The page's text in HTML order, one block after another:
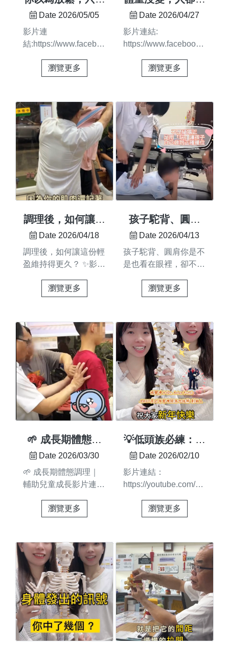
原因，每一次調理都有
方向我們相信——讓身
體回到對的位置，是值
您也長期被痠、痛、
南整復 #佳里整復 #體
態調整 #痠痛舒緩
步態改善 #溫和整復 #
台南整復
休息一下就夠了
Date 2026/05/05
影片連
結:https://www.facebook.com/share/v/1LFvLtNpFv/
一下就夠了嗎？ 很多
是身體還沒回到平衡
— 從 4/30 開始在景大
溫泉山莊除了原有的義
整體驗外我們也正式推
出—— 全身調理服務
讓放鬆，不只是短暫舒
服而是能更完整、深入
地被調整—透過溫泉與
脈衝池 先讓身體釋放
壓力、提升循環再銜接
放鬆的狀態下慢慢回到
平衡 效果更穩定，也
更持久—而在佳里店
床用另一種方式達到相
一件事 先放鬆 → 再調
整 → 回到平衡—不論
你在哪裡...
瀏覽更多
順眼了？
Date 2026/04/27
影片連結:
https://www.facebook.com/
了？妳缺的不是減肥是
孩子後，或是工作久
了，明明體重沒變，整
個人看起來卻「變厚、
變寬」了？其實，這是
因為妳的骨架偏移，讓
視覺上的線態「卡住
了」無論是妳是： 產
後媽咪：想收合那對
「回不去」的寬骨盆與
腰線。 愛美小資：想
肩、厚背與假胯寬。我
們採用 #湯普森頓壓技
術，徹底打破妳對傳統
度、低力量：在妳還沒
大力揉按：避開疼痛與
恐懼，過程優雅且高
效 視覺顯瘦：把位移
的體態放回去，空間對
了，人自然...
瀏覽更多
調理後，如何讓這
份輕盈維持得更
Date 2026/04/18
調理後，如何讓這份輕
盈維持得更久？ ✨影片
https://youtube.com/shorts/CA_JGTFdXvE?
放鬆雖然美好， 但回
歸日常生活後，舊有的
緊繃感又慢慢找上門？
😰那是因為你的肌肉還
留著長年累月的「錯誤
慣性」 🧠🔄調理只是
歸零的開始、只是重構
好狀態的起點透過專業
的全身結構調整，協助
您找出身體看不見的失
是不間斷的#因此更重
要的是習慣的重塑在圓
舜，我們不只幫你調
固： ✅ 精準調整：找
對個人狀況，給予專屬
的拉伸或訓練建議
🧘‍♂️ ✅ 重塑肌肉記憶：
教導大腦如何「鎖住」
正確的姿態 ...
瀏覽更多
孩子駝背、圓肩
你是不是也看在眼
幫他？
Date 2026/04/13
孩子駝背、圓肩你是不
是也看在眼裡，卻不知
結:https://youtube.com/
子體態開始改變，站姿
不穩、背越來越彎於
是，她帶孩子來到圓舜
整復讓家長意外的是…
孩子不但不排斥，反而
每次都很期待來！因為
整個過程「不痛、放
鬆」再加上老師用「像
在玩一樣」的方式引導
一步一步，讓孩子自然
逼 不是說教 是在輕鬆
中慢慢調整媽媽看得到
改變孩子感受得到差別
影響孩子成長的重要關
的問題也許，現在就是
開始調整的好時機 歡
迎私訊官方Line預約評
估https:...
瀏覽更多
🌱 成長期體態調
理｜輔助兒童成長
Date 2026/03/30
🌱 成長期體態調理｜
輔助兒童成長影片連
https://www.facebook.com/share/r/18uJpWycQS/
👉 陪孩子長大，也要
陪他把身體顧好長大重
要，長得好更重要💪
⚖️▍孩子成長黃金期 發
育關鍵支持 打造穩定
發育基礎🎯📍 調理核
心預防 & 引導 & 平衡
發展協助孩子建立良好
體態與正確身體使用習
瀏覽更多
💡低頭族必練：拉
伸比休息更重要！
Date 2026/02/10
影片連結：
https://youtube.com/shorts/
都是在「放假放鬆」時
也讓身體真正休息、輕
鬆一下唷＊圓舜米自字
形拉伸＊💡低頭族必
練：拉伸比休息更重
要！
https://youtu.be/
si=hISo4P0SihL2CR5n#
姿勢提醒 #輕鬆過好年
#日常保健#日常痠痛 #
瀏覽更多